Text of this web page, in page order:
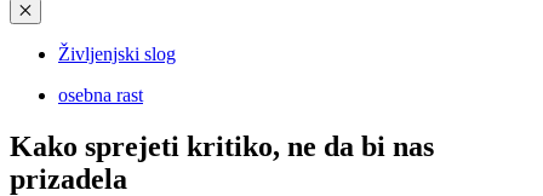
✕
Življenjski slog
osebna rast
Kako sprejeti kritiko, ne da bi nas
prizadela